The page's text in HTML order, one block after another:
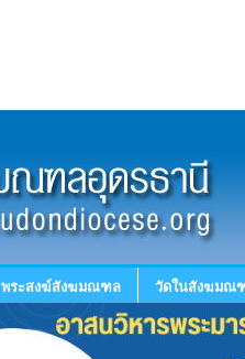
พระสงฆ์สังฆมณฑล วัดในสังฆมณ